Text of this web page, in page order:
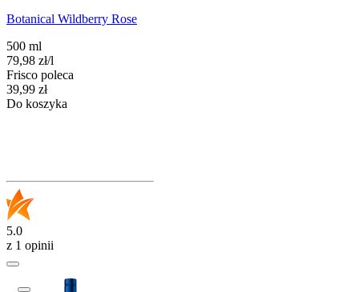
Botanical Wildberry Rose
500 ml
79,98 zł/l
Frisco poleca
Cena
39,99 zł
Do koszyka
5.0
z 1 opinii